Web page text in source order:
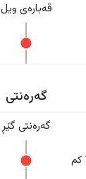
قەبارەی ویل
گەرەنتی
گەرەنتی گێڕ